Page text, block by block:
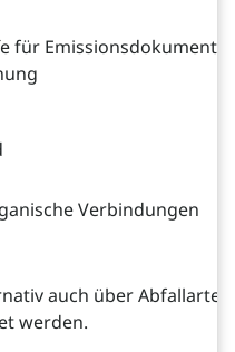
für
Verbindungen
auch über
werden.